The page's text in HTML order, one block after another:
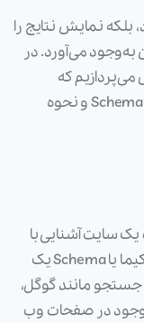
بلکه نمایش نتایج را
به‌وجود می‌آورد. در
می‌پردازیم که
اسکیما در سئو چیست و با اهمیت و انواع Schema و نحوه
سایت آشنایی با
این موضوع است که Schema چیست؟ اسکیما یا Schema یک
مانند گوگل،
در صفحات وب